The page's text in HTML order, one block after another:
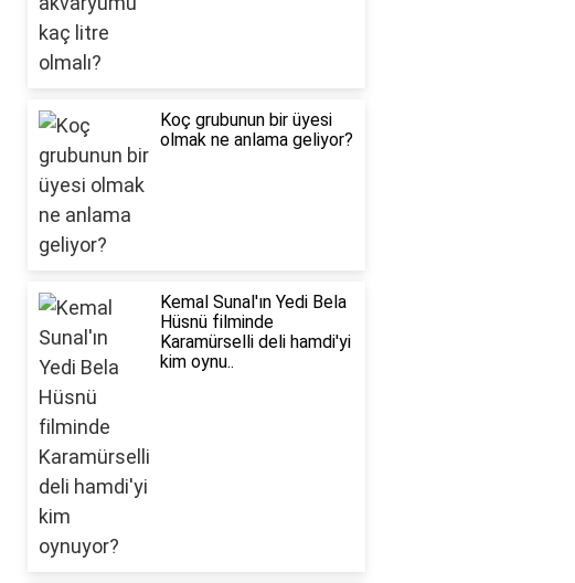
Koç grubunun bir üyesi
olmak ne anlama geliyor?
Kemal Sunal'ın Yedi Bela
Hüsnü filminde
Karamürselli deli hamdi'yi
kim oynu..